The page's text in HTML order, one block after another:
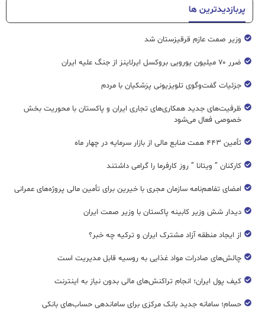
پربازدیدترین ها
وزیر صمت عازم قرقیزستان شد
ضرر ۷۰ میلیون یورویی بروکسل ایرلاینز از جنگ علیه ایران
جزئیات گفت‌وگوی تلویزیونی پزشکیان با مردم
ظرفیت‌های جدید همکاری‌های تجاری ایران و پاکستان با محوریت بخش
خصوصی فعال می‌شود
تأمین ۴۴۳ همت منابع مالی از بازار سرمایه در چهار ماه
کارکنان ” ویتانا ” روز کارفرما را گرامی داشتند
امضای تفاهم‌نامه سازمان مجری با خیرین برای تأمین مالی پروژه‌های عمرانی
دیدار شش وزیر کابینه پاکستان با وزير صمت ایران
از ایجاد منطقه آزاد مشترک ایران و ترکیه چه خبر؟
چالش‌های صادرات مواد غذایی به روسیه قابل مدیریت است
کیف پول ایران؛ انجام تراکنش‌های مالی بدون نیاز به اینترنت
حسام؛ سامانه جدید بانک مرکزی برای ساماندهی حساب‌های بانکی